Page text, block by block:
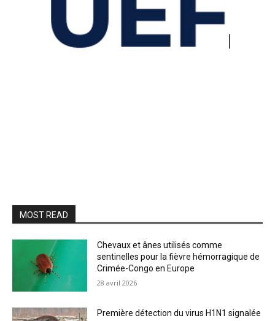
MOST READ
Chevaux et ânes utilisés comme
sentinelles pour la fièvre hémorragique de
Crimée-Congo en Europe
28 avril 2026
Première détection du virus H1N1 signalée